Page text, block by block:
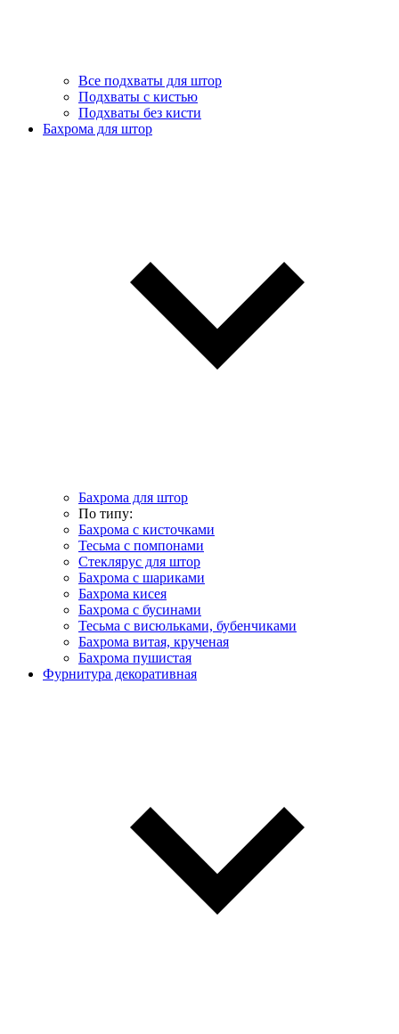
Все подхваты для штор
Подхваты с кистью
Подхваты без кисти
Бахрома для штор
Бахрома для штор
По типу:
Бахрома с кисточками
Тесьма с помпонами
Стеклярус для штор
Бахрома с шариками
Бахрома кисея
Бахрома с бусинами
Тесьма с висюльками, бубенчиками
Бахрома витая, крученая
Бахрома пушистая
Фурнитура декоративная